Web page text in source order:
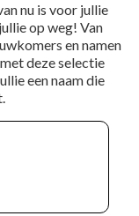
nu is voor jullie
op weg! Van
en namen
deze selectie
een naam die